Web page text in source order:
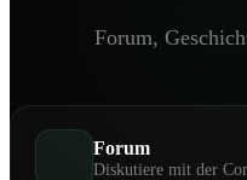
Forum,
Forum
Diskutiere mit der